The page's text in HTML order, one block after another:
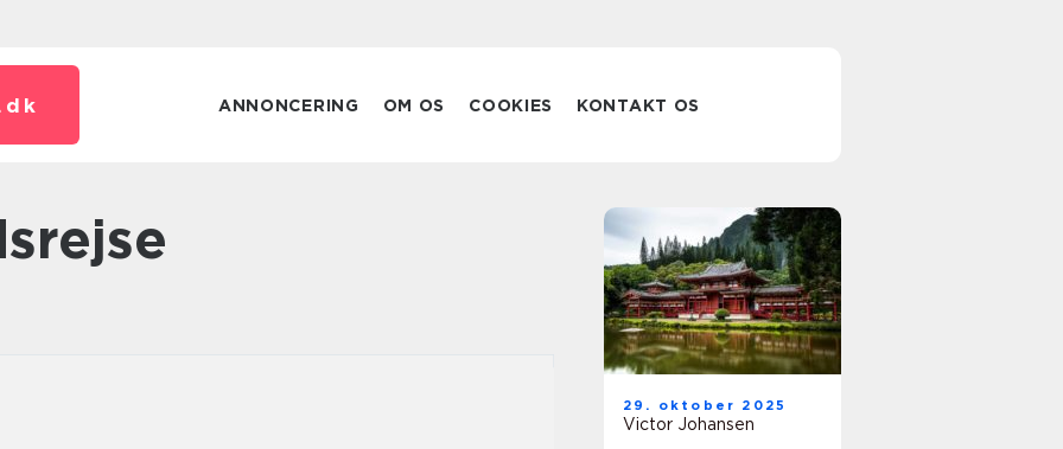
dk ANNONCERING OM OS COOKIES KONTAKT OS
29. oktober 2025
Victor Johansen